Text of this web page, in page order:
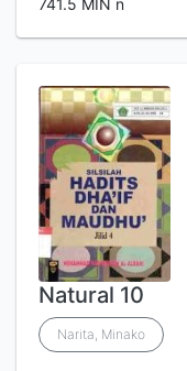
741.5 MIN n
Natural 10
Narita, Minako